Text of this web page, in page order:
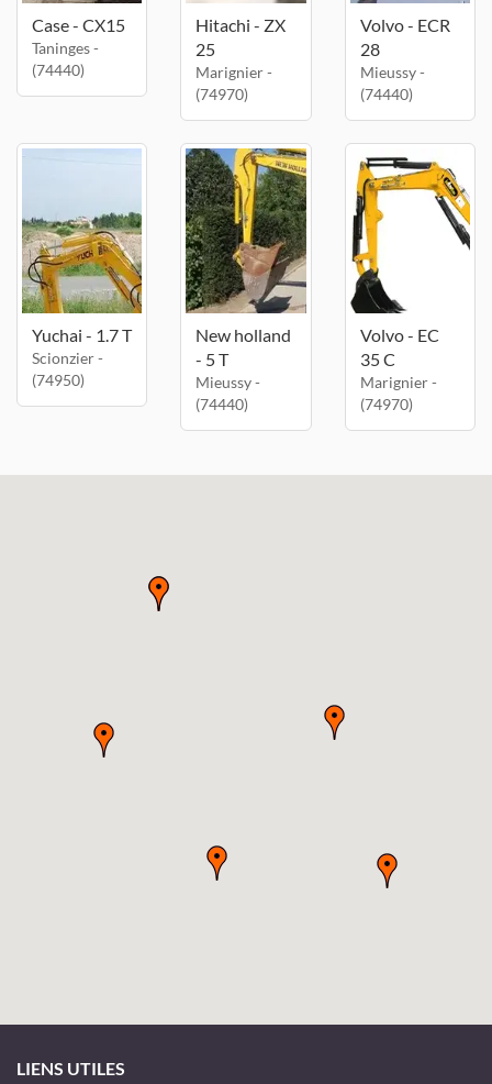
Case - CX15
Taninges -
(74440)
Hitachi - ZX
25
Marignier -
(74970)
Volvo - ECR
28
Mieussy -
(74440)
Yuchai - 1.7 T
Scionzier -
(74950)
New holland
- 5 T
Mieussy -
(74440)
Volvo - EC
35 C
Marignier -
(74970)
LIENS UTILES